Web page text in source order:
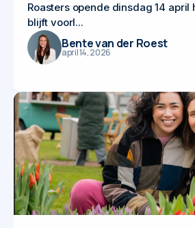
Roasters opende dinsdag 14 april
blijft voorl...
Bente van der Roest
april 14, 2026